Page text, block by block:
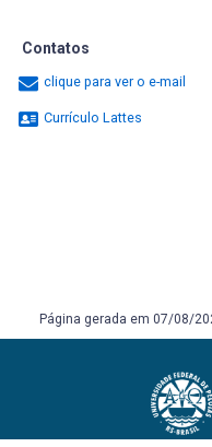
Contatos
clique para ver o e-mail
Currículo Lattes
Página gerada em 07/08/